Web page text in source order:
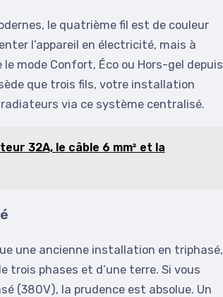
le quatrième fil est de couleur
l’appareil en électricité, mais à
mode Confort, Éco ou Hors-gel depuis
que trois fils, votre installation
via ce système centralisé.
32A, le câble 6 mm² et la
une ancienne installation en triphasé,
trois phases et d’une terre. Si vous
(380V), la prudence est absolue. Un